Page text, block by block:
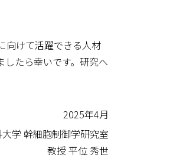
向けて活躍できる人材
たら幸いです。研究へ
2025年4月
学 幹細胞制御学研究室
教授 平位 秀世